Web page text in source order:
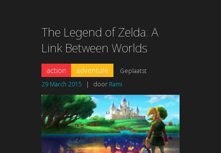
The Legend of Zelda: A
Link Between Worlds
action adventure
Geplaatst
29 March 2015
| door Rami